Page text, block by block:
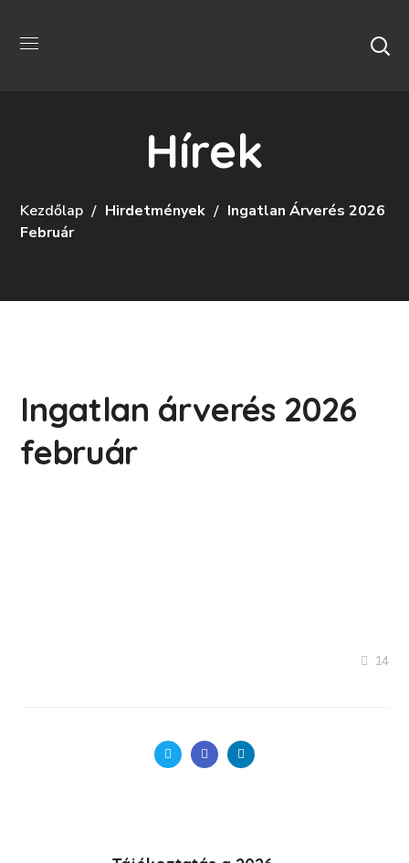
Hírek
Kezdőlap Hirdetmények
Ingatlan Árverés 2026
Február
Ingatlan árverés 2026
február
14